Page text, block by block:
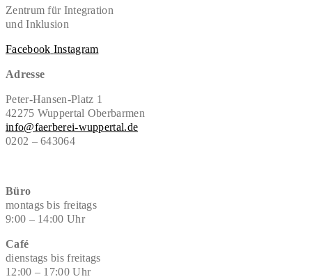
Zentrum für Integration
und Inklusion
Facebook Instagram
Adresse
Peter-Hansen-Platz 1
42275 Wuppertal Oberbarmen
info@faerberei-wuppertal.de
0202 – 643064
Büro
montags bis freitags
9:00 – 14:00 Uhr
Café
dienstags bis freitags
12:00 – 17:00 Uhr